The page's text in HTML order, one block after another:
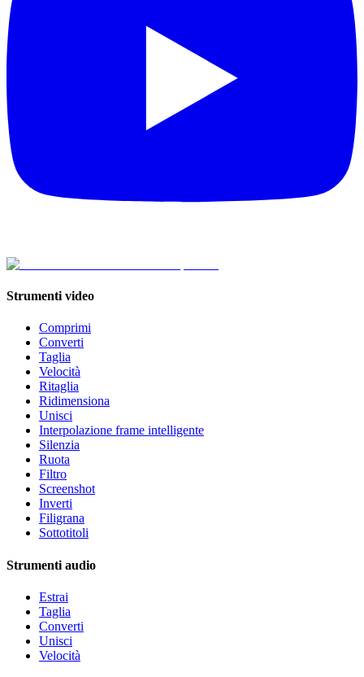
Strumenti video
Comprimi
Converti
Taglia
Velocità
Ritaglia
Ridimensiona
Unisci
Interpolazione frame intelligente
Silenzia
Ruota
Filtro
Screenshot
Inverti
Filigrana
Sottotitoli
Strumenti audio
Estrai
Taglia
Converti
Unisci
Velocità